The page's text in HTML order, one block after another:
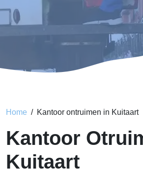
Home Kantoor ontruimen in Kuitaart
Kantoor
Kuitaart